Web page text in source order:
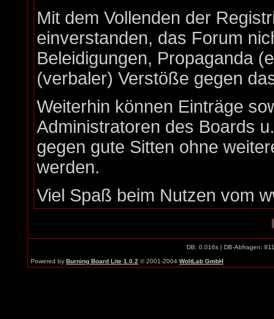
Mit dem Vollenden der
einverstanden, das Forum
Beleidigungen, Propaganda
(verbaler) Verstöße gegen
Weiterhin können Einträge
Administratoren des Boards
gegen gute Sitten ohne
werden.
Viel Spaß beim Nutzen vom
DB: 0.016s | DB-Abfragen:
Powered by Burning Board Lite 1.0.2 © 2001-2004 WoltLab GmbH